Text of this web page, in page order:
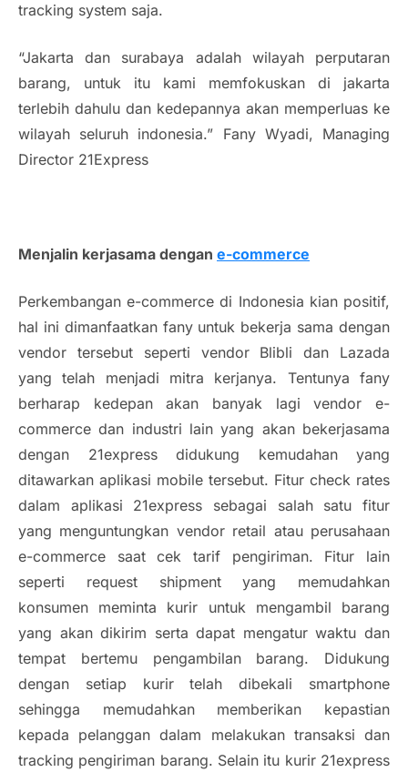
tracking system saja.
“Jakarta dan surabaya adalah wilayah perputaran
barang, untuk itu kami memfokuskan di jakarta
terlebih dahulu dan kedepannya akan memperluas ke
wilayah seluruh indonesia.” Fany Wyadi, Managing
Director 21Express
Menjalin kerjasama dengan e-commerce
Perkembangane-commerce di Indonesia kian positif,
hal ini dimanfaatkan fany untuk bekerja sama dengan
vendor tersebut seperti vendor Blibli dan Lazada
yang telah menjadi mitra kerjanya. Tentunya fany
berharap kedepan akan banyak lagi vendor e-
commerce dan industri lain yang akan bekerjasama
dengan 21express didukung kemudahan yang
ditawarkan aplikasi mobile tersebut. Fitur check rates
dalam aplikasi 21express sebagai salah satu fitur
yang menguntungkan vendor retail atau perusahaan
e-commerce saat cek tarif pengiriman. Fitur lain
seperti request shipmentyang memudahkan
konsumen meminta kurir untuk mengambil barang
yang akan dikirim serta dapat mengatur waktu dan
tempat bertemu pengambilan barang. Didukung
dengan setiap kurir telah dibekali smartphone
sehingga memudahkan memberikan kepastian
kepada pelanggan dalam melakukan transaksi dan
tracking pengiriman barang. Selain itu kurir 21express